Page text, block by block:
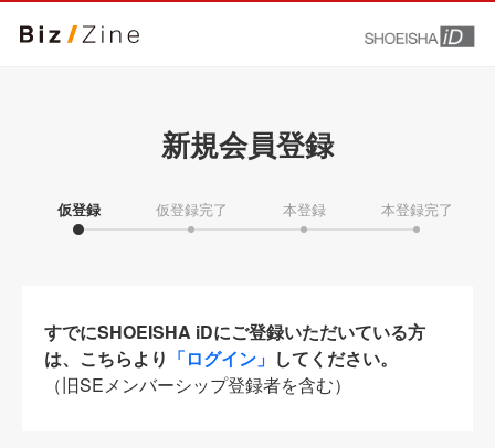
新規会員登録
仮登録 仮登録完了 本登録 本登録完了
すでにSHOEISHA iDにご登録いただいている方
は、こちらより 「ログイン」 してください。
（旧SEメンバーシップ登録者を含む）